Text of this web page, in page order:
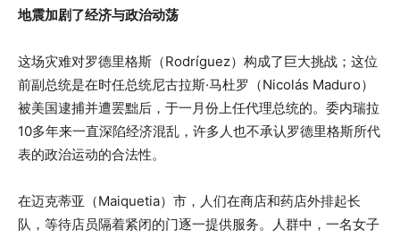
地震加剧了经济与政治动荡
这场灾难对罗德里格斯（Rodríguez）构成了巨大挑战；这位
前副总统是在时任总统尼古拉斯·马杜罗（Nicolás Maduro）
被美国逮捕并遭罢黜后，于一月份上任代理总统的。委内瑞拉
10多年来一直深陷经济混乱，许多人也不承认罗德里格斯所代
表的政治运动的合法性。
在迈克蒂亚（Maiquetia）市，人们在商店和药店外排起长
队，等待店员隔着紧闭的门逐一提供服务。人群中，一名女子